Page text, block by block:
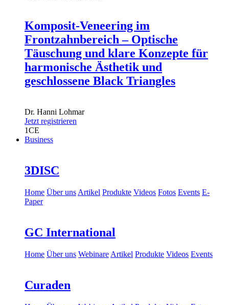
Komposit-Veneering im
Frontzahnbereich – Optische
Täuschung und klare Konzepte für
harmonische Ästhetik und
geschlossene Black Triangles
Dr. Hanni Lohmar
Jetzt registrieren
1CE
Business
3DISC
Home Über uns Artikel Produkte Videos Fotos Events E-
Paper
GC International
Home Über uns Webinare Artikel Produkte Videos Events
Curaden